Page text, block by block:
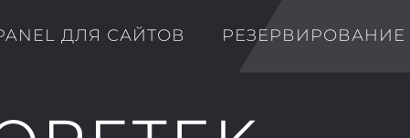
ДЛЯ САЙТОВ РЕЗЕРВИРОВАНИЕ